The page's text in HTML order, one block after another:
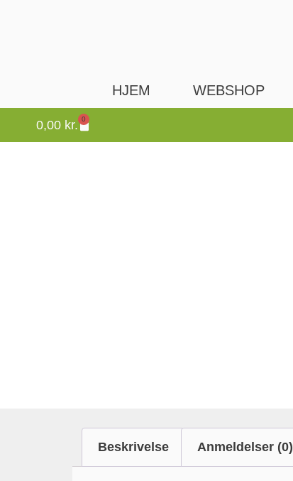
HJEM WEBSHOP
0,00 kr. 0
Beskrivelse Anmeldelser (0)